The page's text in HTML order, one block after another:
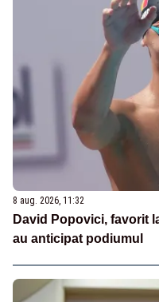
8 aug. 2026, 11:32
David Popovici, favorit
au anticipat podiumul